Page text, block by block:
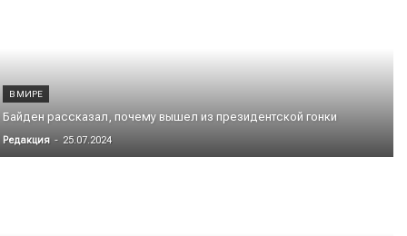
В МИРЕ
Байден рассказал, почему вышел из президентской гонки
Редакция - 25.07.2024